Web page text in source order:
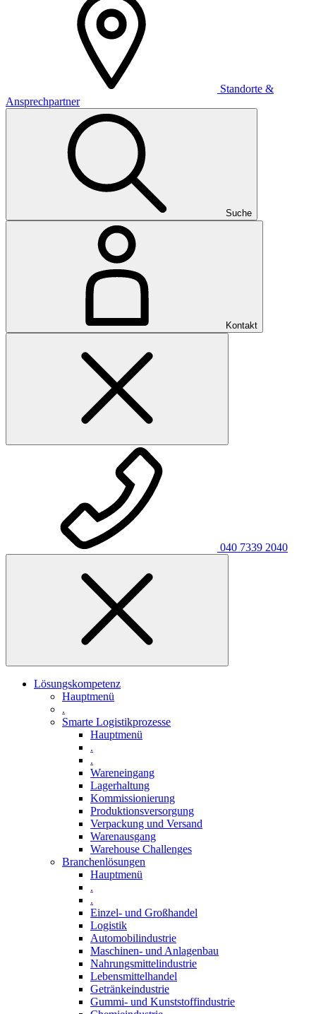
Standorte &
Ansprechpartner
Suche
Kontakt
040 7339 2040
Lösungskompetenz
Hauptmenü
.
Smarte Logistikprozesse
Hauptmenü
.
.
Wareneingang
Lagerhaltung
Kommissionierung
Produktionsversorgung
Verpackung und Versand
Warenausgang
Warehouse Challenges
Branchenlösungen
Hauptmenü
.
.
Einzel- und Großhandel
Logistik
Automobilindustrie
Maschinen- und Anlagenbau
Nahrungsmittelindustrie
Lebensmittelhandel
Getränkeindustrie
Gummi­- und Kunststoffindustrie